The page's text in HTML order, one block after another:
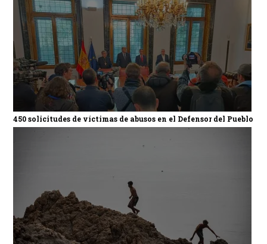
450 solicitudes de víctimas de abusos en el Defensor del Pueblo